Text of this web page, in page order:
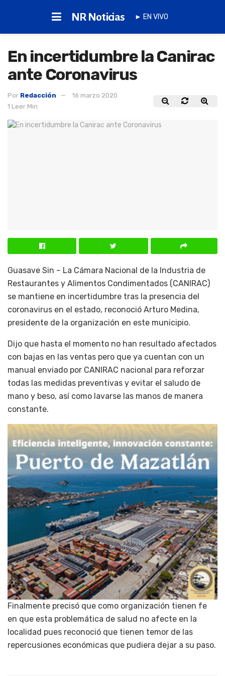
NR Noticias ► EN VIVO
En incertidumbre la Canirac
ante Coronavirus
Por Redacción
16 marzo 2020
1 Leer Min
Guasave Sin – La Cámara Nacional de la Industria de
Restaurantes y Alimentos Condimentados (CANIRAC)
se mantiene en incertidumbre tras la presencia del
coronavirus en el estado, reconoció Arturo Medina,
presidente de la organización en este municipio.
Dijo que hasta el momento no han resultado afectados
con bajas en las ventas pero que ya cuentan con un
manual enviado por CANIRAC nacional para reforzar
todas las medidas preventivas y evitar el saludo de
mano y beso, así como lavarse las manos de manera
constante.
Finalmente precisó que como organización tienen fe
en que esta problemática de salud no afecte en la
localidad pues reconoció que tienen temor de las
repercusiones económicas que pudiera dejar a su paso.